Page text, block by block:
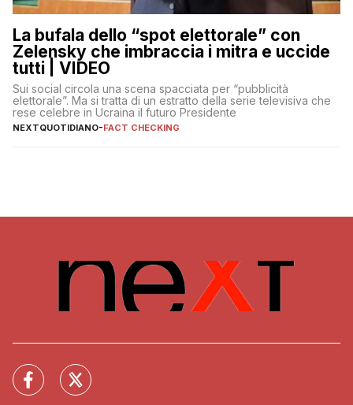
La bufala dello “spot elettorale” con
Zelensky che imbraccia i mitra e uccide
tutti | VIDEO
Sui social circola una scena spacciata per “pubblicità
elettorale”. Ma si tratta di un estratto della serie televisiva che
rese celebre in Ucraina il futuro Presidente
NEXTQUOTIDIANO-FACT CHECKING